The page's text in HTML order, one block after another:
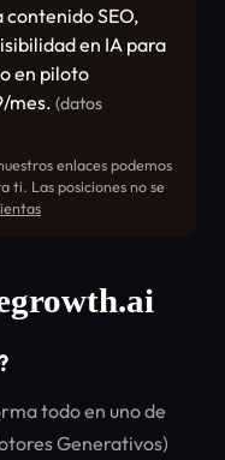
SEO,
en IA para
en piloto
mes. (datos
enlaces podemos
ti. Las posiciones no se
todo en uno de
Generativos)